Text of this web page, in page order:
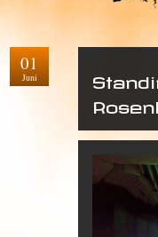
01
Juni